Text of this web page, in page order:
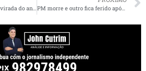
PM morre e outro fica ferido após discussão na Litorânea em São Luís